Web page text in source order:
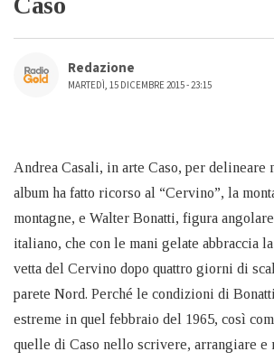
Redazione
MARTEDÌ, 15 DICEMBRE 2015 - 23:15
Andrea Casali, in arte Caso, per delineare
album ha fatto ricorso al “Cervino”, la
montagne, e Walter Bonatti, figura
italiano, che con le mani gelate abbraccia
vetta del Cervino dopo quattro giorni di
parete Nord. Perché le condizioni di
estreme in quel febbraio del 1965, così
quelle di Caso nello scrivere, arrangiare e